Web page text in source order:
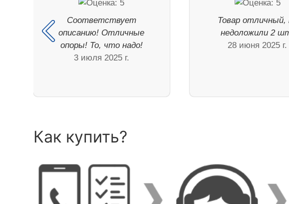
Соответствует
описанию! Отличные
опоры! То, что надо!
3 июля 2025 г.
Товар отличный,
недоложили 2
28 июня 2025 г.
Как купить?